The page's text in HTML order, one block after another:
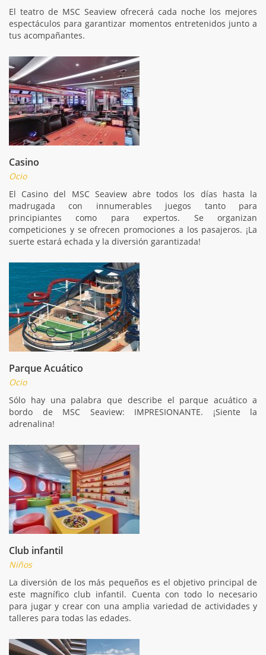
El teatro de MSC Seaview ofrecerá cada noche los mejores
espectáculos para garantizar momentos entretenidos junto a
tus acompañantes.
Casino
Ocio
El Casino del MSC Seaview abre todos los días hasta la
madrugada con innumerables juegos tanto para
principiantes como para expertos. Se organizan
competiciones y se ofrecen promociones a los pasajeros. ¡La
suerte estará echada y la diversión garantizada!
Parque Acuático
Ocio
Sólo hay una palabra que describe el parque acuático a
bordo de MSC Seaview: IMPRESIONANTE. ¡Siente la
adrenalina!
Club infantil
Niños
La diversión de los más pequeños es el objetivo principal de
este magnífico club infantil. Cuenta con todo lo necesario
para jugar y crear con una amplia variedad de actividades y
talleres para todas las edades.